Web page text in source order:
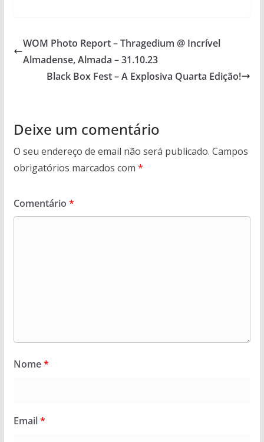
WOM Photo Report – Thragedium @ Incrível
Almadense, Almada – 31.10.23
Black Box Fest – A Explosiva Quarta Edição!
Deixe um comentário
O seu endereço de email não será publicado. Campos
obrigatórios marcados com *
Comentário *
Nome*
Email*